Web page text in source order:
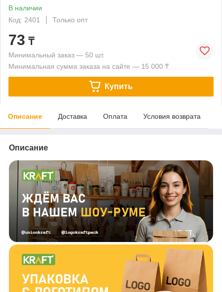
В наличии
Код: 2401
Только опт
73 ₸
Минимальный заказ — 50 шт.
Минимальная сумма заказа на сайте — 15 000 ₸
Купить
Описание Доставка Оплата Условия возврата
Описание